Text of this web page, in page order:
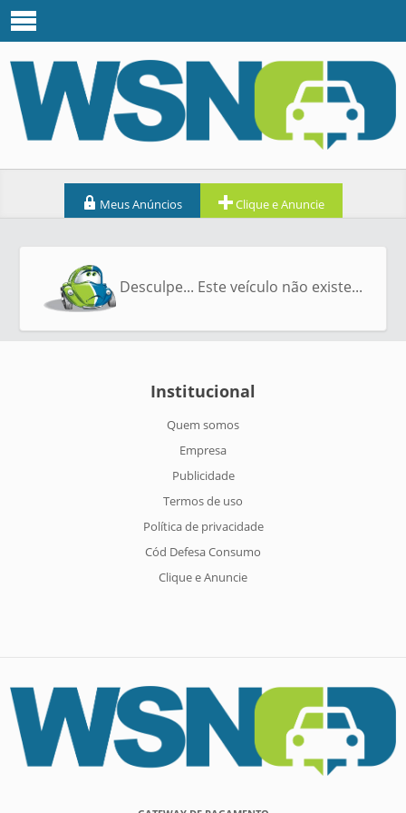
Meus Anúncios Clique e Anuncie
Desculpe... Este veículo não existe...
Institucional
Quem somos
Empresa
Publicidade
Termos de uso
Política de privacidade
Cód Defesa Consumo
Clique e Anuncie